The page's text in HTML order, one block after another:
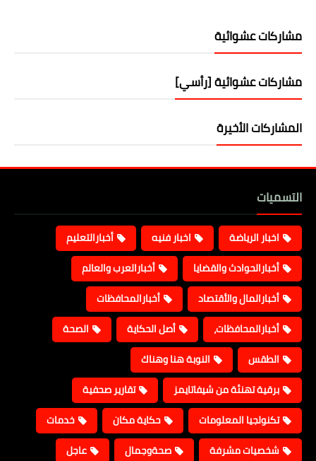
مشاركات عشوائية
مشاركات عشوائية [رأسي]
المشاركات الأخيرة
التسميات
اخبار الرياضة اخبار فنيه
أخبارالتعليم
أخبارالحوادث والقضايا
أخبارالعرب والعالم
أخبارالمال والأقتصاد
أخبارالمحافظات
أخبارالمحافظات،
أصل الحكاية
الصحة
الطقس
النوبة هنا وهناك
برقية تهنئة من شيفاتايمز
تقارير صحفية
تكنولجيا المعلومات
حكاية مكان
خدمات
شخصيات مشرفة
صحةوجمال
عاجل